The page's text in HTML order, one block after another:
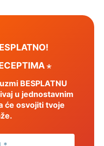
⋆
BESPLATNU
u jednostavnim
će osvojiti tvoje